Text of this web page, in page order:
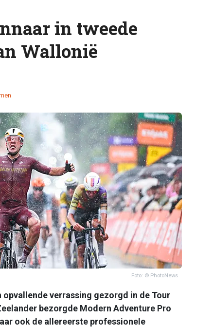
in tweede
Wallonië
Foto: © PhotoNews
verrassing gezorgd in de Tour
bezorgde Modern Adventure Pro
ook de allereerste professionele